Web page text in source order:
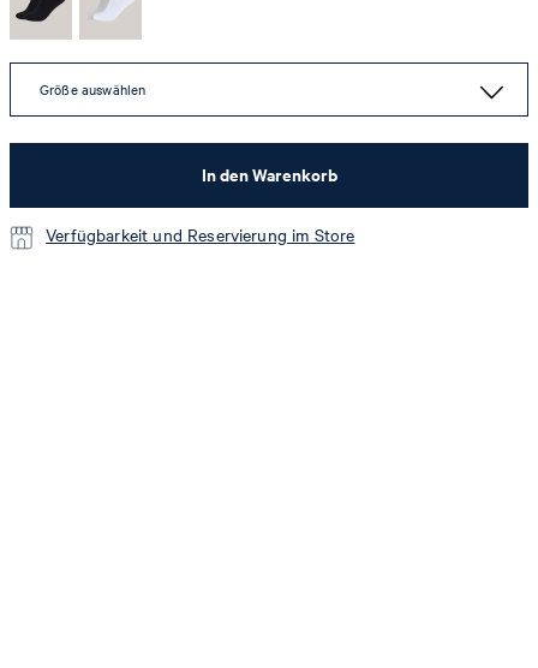
Größe auswählen
In den Warenkorb
Verfügbarkeit und Reservierung im Store